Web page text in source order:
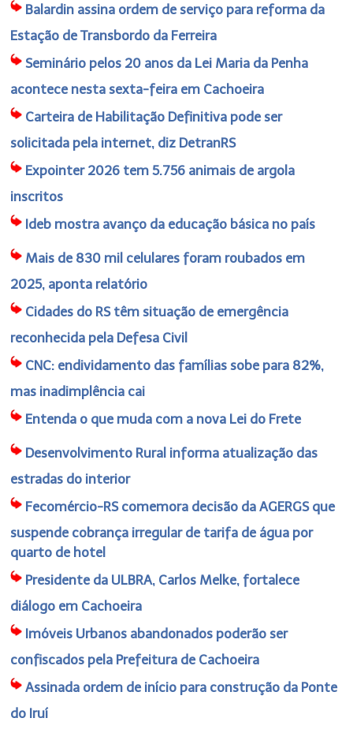
Balardin assina ordem de serviço para reforma da
Estação de Transbordo da Ferreira
Seminário pelos 20 anos da Lei Maria da Penha
acontece nesta sexta-feira em Cachoeira
Carteira de Habilitação Definitiva pode ser
solicitada pela internet, diz DetranRS
Expointer 2026 tem 5.756 animais de argola
inscritos
Ideb mostra avanço da educação básica no país
Mais de 830 mil celulares foram roubados em
2025, aponta relatório
Cidades do RS têm situação de emergência
reconhecida pela Defesa Civil
CNC: endividamento das famílias sobe para 82%,
mas inadimplência cai
Entenda o que muda com a nova Lei do Frete
Desenvolvimento Rural informa atualização das
estradas do interior
Fecomércio-RS comemora decisão da AGERGS que
suspende cobrança irregular de tarifa de água por
quarto de hotel
Presidente da ULBRA, Carlos Melke, fortalece
diálogo em Cachoeira
Imóveis Urbanos abandonados poderão ser
confiscados pela Prefeitura de Cachoeira
Assinada ordem de início para construção da Ponte
do Iruí